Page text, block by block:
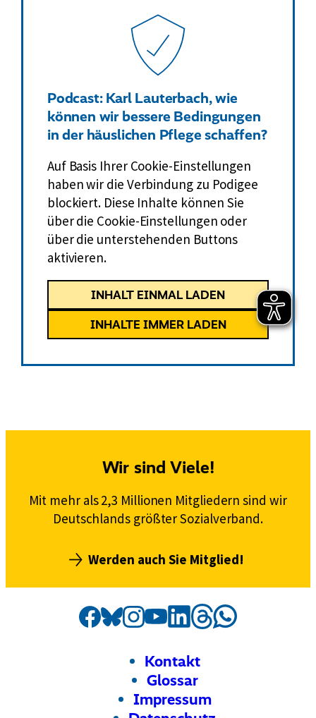
Podcast: Karl Lauterbach, wie
können wir bessere Bedingungen
in der häuslichen Pflege schaffen?
Auf Basis Ihrer Cookie-Einstellungen
haben wir die Verbindung zu Podigee
blockiert. Diese Inhalte können Sie
über die Cookie-Einstellungen oder
über die unterstehenden Buttons
aktivieren.
INHALT EINMAL LADEN
INHALTE IMMER LADEN
Wir sind Viele!
Mit mehr als 2,3 Millionen Mitgliedern sind wir
Deutschlands größter Sozialverband.
Werden auch Sie Mitglied!
Social
Media
Externer
Link:
VdK
auf
Externer
Link:
VdK
Bluesky
Externer
Link:
VdK
auf
Externer
VdK
YouTube
Externer
Link:
VdK
auf
LinkedIn
Externer
Link:
VdK
auf
Externer
Link:
VdK
auf
Kontakt
Glossar
Impressum